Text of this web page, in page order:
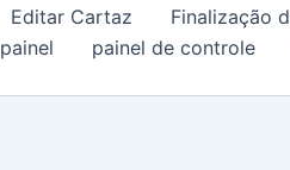
Editar Cartaz
Finalização
painel painel de controle